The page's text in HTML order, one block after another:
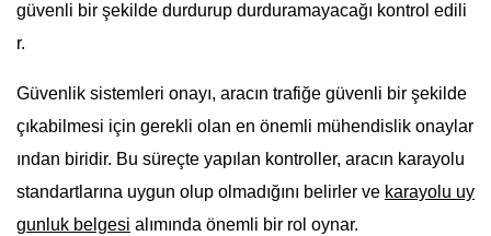
güvenli bir şekilde durdurup durduramayacağı kontrol edili
r.
Güvenlik sistemleri onayı, aracın trafiğe güvenli bir şekilde
çıkabilmesi için gerekli olan en önemli mühendislik onaylar
ından biridir. Bu süreçte yapılan kontroller, aracın karayolu
standartlarına uygun olup olmadığını belirler ve karayolu uy
gunluk belgesi alımında önemli bir rol oynar.